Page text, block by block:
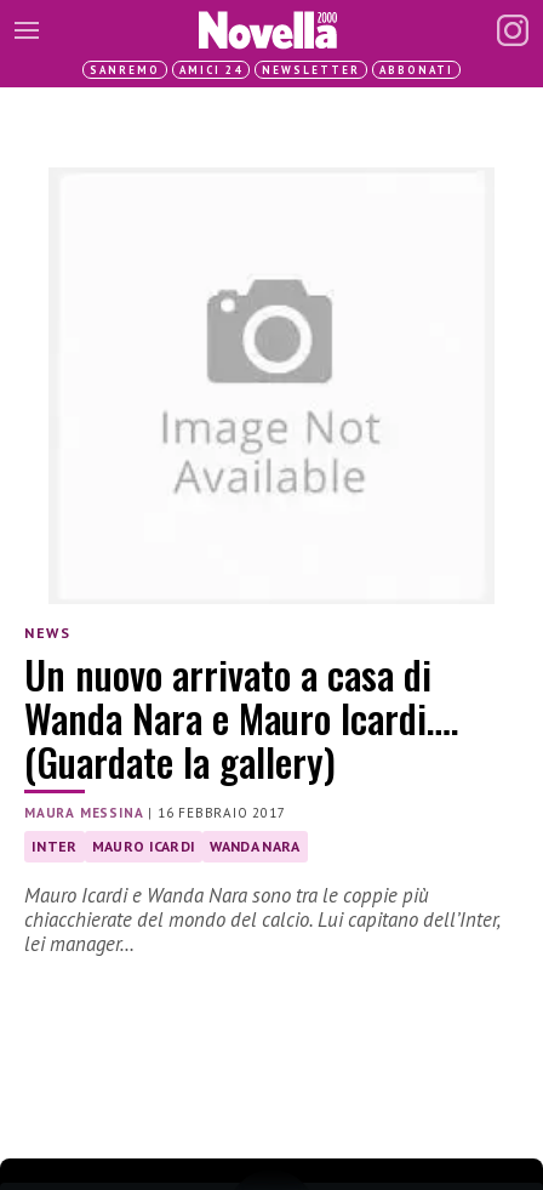
SANREMO AMICI 24 NEWSLETTER ABBONATI
NEWS
Un nuovo arrivato a casa di
Wanda Nara e Mauro Icardi….
(Guardate la gallery)
MAURA MESSINA | 16 FEBBRAIO 2017
INTER MAURO ICARDI WANDA NARA
Mauro Icardi e Wanda Nara sono tra le coppie più
chiacchierate del mondo del calcio. Lui capitano dell’Inter,
lei manager…